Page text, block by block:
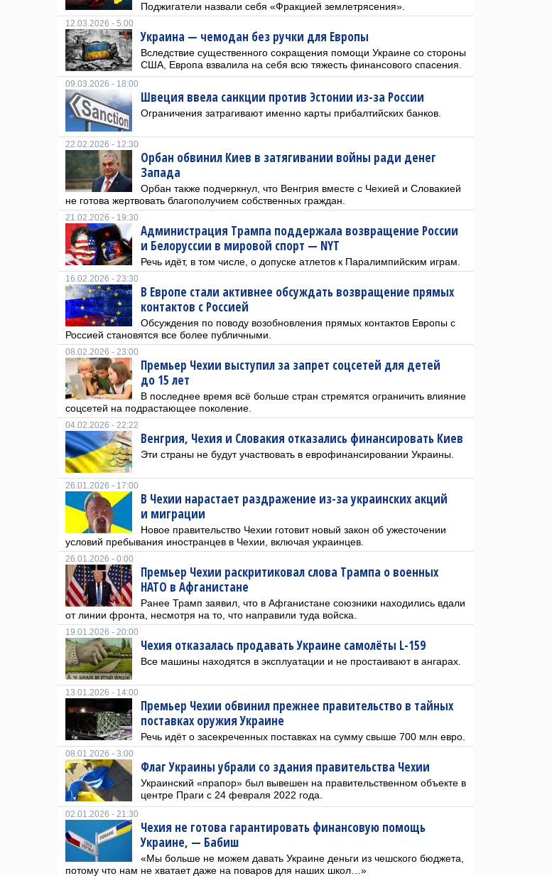
Поджигатели назвали себя «Фракцией землетрясения».
12.03.2026 - 5:00
Украина — чемодан без ручки для Европы
Вследствие существенного сокращения помощи Украине со стороны
США, Европа взвалила на себя всю тяжесть финансового спасения.
09.03.2026 - 18:00
Швеция ввела санкции против Эстонии из-за России
Ограничения затрагивают именно карты прибалтийских банков.
22.02.2026 - 12:30
Орбан обвинил Киев в затягивании войны ради денег
Запада
Орбан также подчеркнул, что Венгрия вместе с Чехией и Словакией
не готова жертвовать благополучием собственных граждан.
21.02.2026 - 19:30
Администрация Трампа поддержала возвращение России
и Белоруссии в мировой спорт — NYT
Речь идёт, в том числе, о допуске атлетов к Паралимпийским играм.
16.02.2026 - 23:30
В Европе стали активнее обсуждать возвращение прямых
контактов с Россией
Обсуждения по поводу возобновления прямых контактов Европы с
Россией становятся все более публичными.
08.02.2026 - 23:00
Премьер Чехии выступил за запрет соцсетей для детей
до 15 лет
В последнее время всё больше стран стремятся ограничить влияние
соцсетей на подрастающее поколение.
04.02.2026 - 22:22
Венгрия, Чехия и Словакия отказались финансировать Киев
Эти страны не будут участвовать в еврофинансировании Украины.
26.01.2026 - 17:00
В Чехии нарастает раздражение из-за украинских акций
и миграции
Новое правительство Чехии готовит новый закон об ужесточении
условий пребывания иностранцев в Чехии, включая украинцев.
26.01.2026 - 0:00
Премьер Чехии раскритиковал слова Трампа о военных
НАТО в Афганистане
Ранее Трамп заявил, что в Афганистане союзники находились вдали
от линии фронта, несмотря на то, что направили туда войска.
19.01.2026 - 20:00
Чехия отказалась продавать Украине самолёты L-159
Все машины находятся в эксплуатации и не простаивают в ангарах.
13.01.2026 - 14:00
Премьер Чехии обвинил прежнее правительство в тайных
поставках оружия Украине
Речь идёт о засекреченных поставках на сумму свыше 700 млн евро.
08.01.2026 - 3:00
Флаг Украины убрали со здания правительства Чехии
Украинский «прапор» был вывешен на правительственном объекте в
центре Праги с 24 февраля 2022 года.
02.01.2026 - 21:30
Чехия не готова гарантировать финансовую помощь
Украине, — Бабиш
«Мы больше не можем давать Украине деньги из чешского бюджета,
потому что нам не хватает даже на поваров для наших школ…»